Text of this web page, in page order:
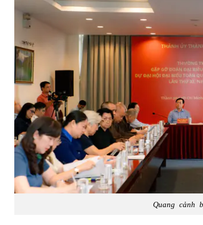
Quang cảnh